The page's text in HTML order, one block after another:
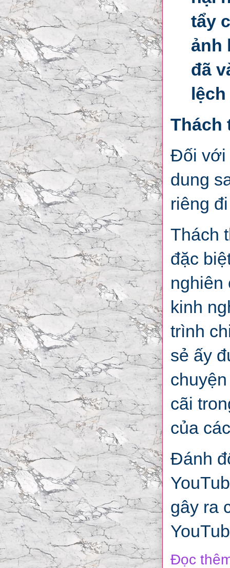
tẩy
ảnh
đã
Thách
Đối với
dung
riêng
Thách
đặc
nghiên
kinh
trình
sẻ ấy
cãi
của
Đánh
gây ra
Đọc